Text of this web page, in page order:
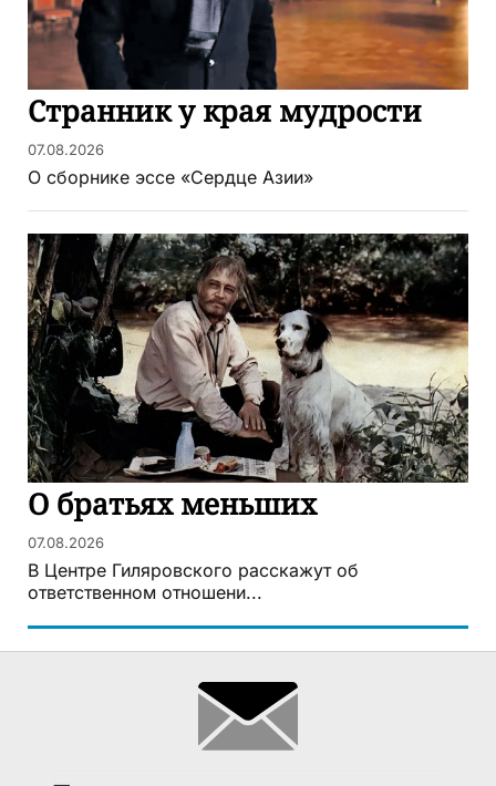
Странник у края мудрости
07.08.2026
О сборнике эссе «Сердце Азии»
О братьях меньших
07.08.2026
В Центре Гиляровского расскажут об
ответственном отношени...